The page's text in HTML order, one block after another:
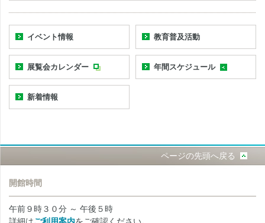
イベント情報 教育普及活動
展覧会カレンダー 年間スケジュール
新着情報
ページの先頭へ戻る
開館時間
午前９時３０分 ～ 午後５時